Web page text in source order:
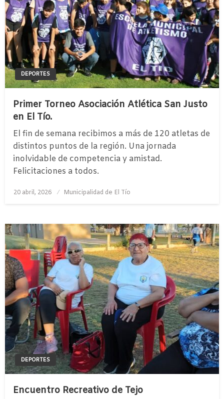
DEPORTES
Primer Torneo Asociación Atlética San Justo
en El Tío.
El fin de semana recibimos a más de 120 atletas de
distintos puntos de la región. Una jornada
inolvidable de competencia y amistad.
Felicitaciones a todos.
Publicado
20 abril, 2026 Municipalidad de El Tío
DEPORTES
Encuentro Recreativo de Tejo